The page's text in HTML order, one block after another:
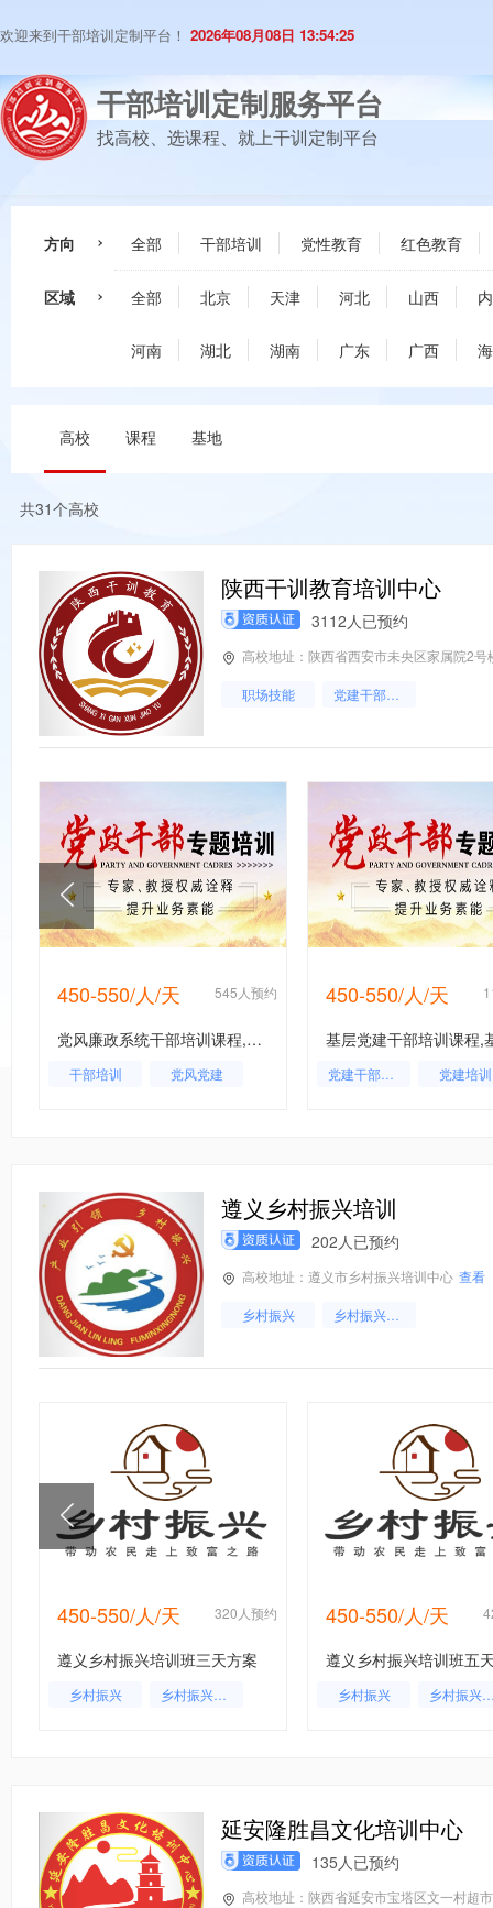
欢迎来到干部培训定制平台！ 2026年08月08日 13:54:26
干部培训定制服务平台
找高校、选课程、就上干训定制平台
方向 全部 干部培训 党性教育 红色教育
区域 全部 北京 天津 河北 山西
河南 湖北 湖南 广东 广西
高校 课程 基地
共31个高校
陕西干训教育培训中心
3112人已预约
高校地址：陕西省西安市未央区家属院2号
职场技能 党建干部培训
450-550/人/天 545人预约
党风廉政系统干部培训课程,党风廉政系统干部培训,党风廉政系统工作人员培训
干部培训 党风党建
450-550/人/天
党建干部培训
党建培训
遵义乡村振兴培训
202人已预约
高校地址：遵义市乡村振兴培训中心 查看
乡村振兴 乡村振兴培训
450-550/人/天 320人预约
遵义乡村振兴培训班三天方案
乡村振兴 乡村振兴培训
450-550/人/天
遵义乡村振兴培训班五
乡村振兴 乡村振
延安隆胜昌文化培训中心
135人已预约
高校地址：陕西省延安市宝塔区文一村超